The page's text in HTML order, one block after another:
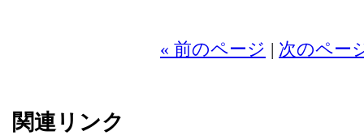
« 前のページ | 次のペー
関連リンク